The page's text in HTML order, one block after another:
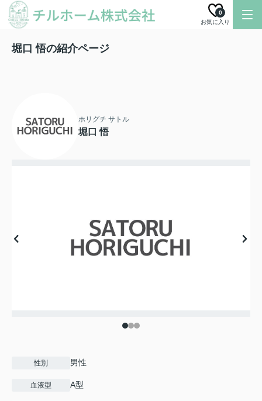
お気に入り
0
堀口 悟の紹介ページ
ホリグチ サトル
堀口 悟
性別 男性
血液型 A型